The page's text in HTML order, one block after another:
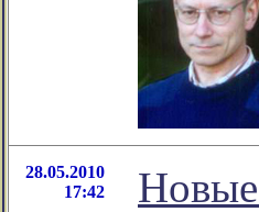
28.05.2010
17:42